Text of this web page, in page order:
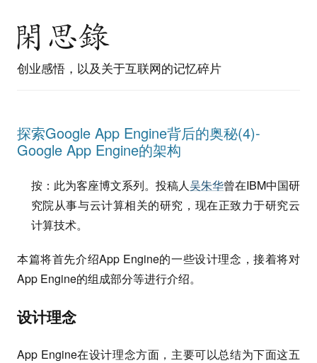
创业感悟，以及关于互联网的记忆碎片
探索Google App Engine背后的奥秘(4)-
Google App Engine的架构
按：此为客座博文系列。投稿人吴朱华曾在IBM中国研
究院从事与云计算相关的研究，现在正致力于研究云
计算技术。
本篇将首先介绍App Engine的一些设计理念，接着将对
App Engine的组成部分等进行介绍。
设计理念
App Engine在设计理念方面，主要可以总结为下面这五